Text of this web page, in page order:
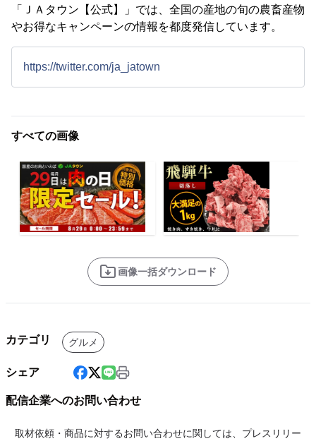
「ＪＡタウン【公式】」では、全国の産地の旬の農畜産物
やお得なキャンペーンの情報を都度発信しています。
https://twitter.com/ja_jatown
すべての画像
画像一括ダウンロード
カテゴリ グルメ
シェア
配信企業へのお問い合わせ
取材依頼・商品に対するお問い合わせに関しては、プレスリリー